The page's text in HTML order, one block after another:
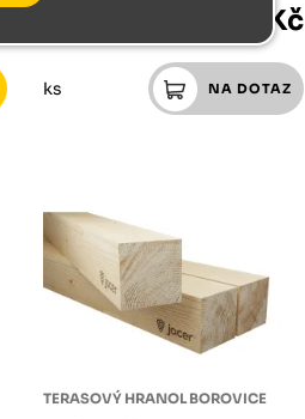
376 Kč
ks
TERASOVÝ HRANOL BOROVICE